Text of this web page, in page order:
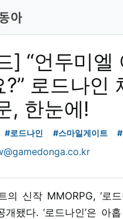
] “언두미엘
?” 로드나인
, 한눈에!
#로드나인 #스마일게이트
의 신작 MMORPG, ‘로
개됐다. ‘로드나인’은 아